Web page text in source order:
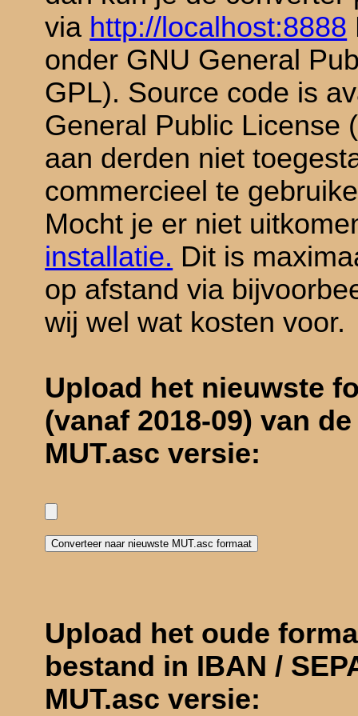
via http://localhost:8888
onder GNU General
GPL). Source code is
General Public License
aan derden niet
commercieel te
Mocht je er niet
installatie. Dit is
op afstand via
wij wel wat kosten voor.
Upload het nieuwste
(vanaf 2018-09) van
MUT.asc versie:
Upload het oude
bestand in IBAN /
MUT.asc versie: